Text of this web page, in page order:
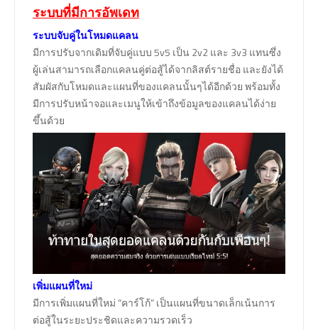
ระบบที่มีการอัพเดท
ระบบจับคู่ในโหมดแคลน
มีการปรับจากเดิมที่จับคู่แบบ 5v5 เป็น 2v2 และ 3v3 แทนซึ่ง
ผู้เล่นสามารถเลือกแคลนคู่ต่อสู้ได้จากลิสต์รายชื่อ และยังได้
สัมผัสกับโหมดและแผนที่ของแคลนนั้นๆได้อีกด้วย พร้อมทั้ง
มีการปรับหน้าจอและเมนูให้เข้าถึงข้อมูลของแคลนได้ง่าย
ขึ้นด้วย
เพิ่มแผนที่ใหม่
มีการเพิ่มแผนที่ใหม่ “คาร์โก้” เป็นแผนที่ขนาดเล็กเน้นการ
ต่อสู้ในระยะประชิดและความรวดเร็ว